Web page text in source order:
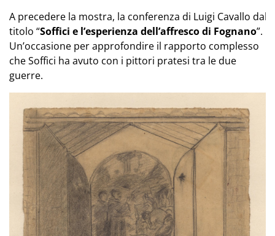
A precedere la mostra, la conferenza di Luigi Cavallo dal
titolo “Soffici e l’esperienza dell’affresco di Fognano”.
Un’occasione per approfondire il rapporto complesso
che Soffici ha avuto con i pittori pratesi tra le due
guerre.